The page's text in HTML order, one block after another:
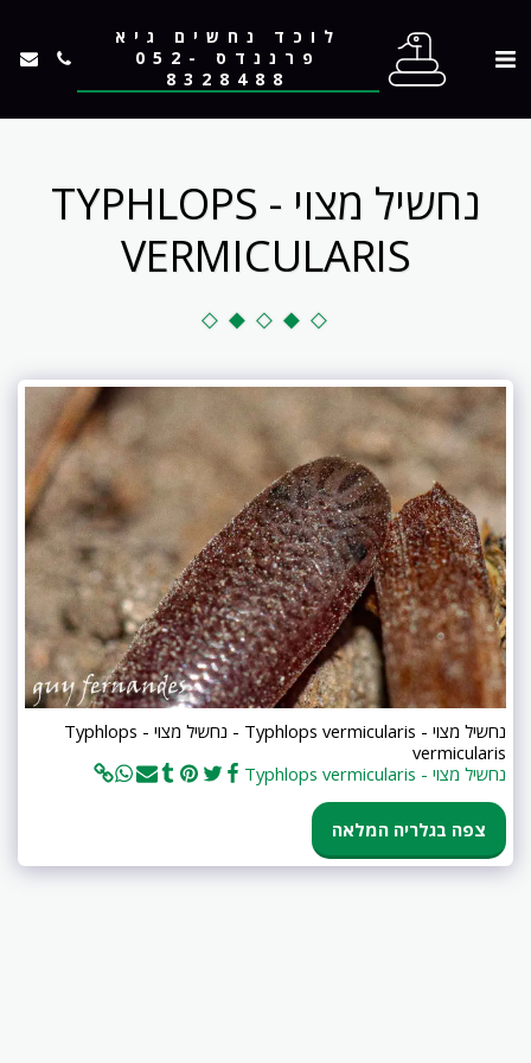
לוכד נחשים גיא
פרננדס 052-
8328488
נחשיל מצוי - TYPHLOPS
VERMICULARIS
נחשיל מצוי - Typhlops vermicularis - נחשיל מצוי - Typhlops
vermicularis
נחשיל מצוי - Typhlops vermicularis
צפה בגלריה המלאה